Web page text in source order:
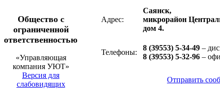
Общество с
ограниченной
ответственностью
«Управляющая
компания УЮТ»
Адрес:
Саянск,
микрорайон
дом 4.
Телефоны:
8 (39553) 5-34-49 –
8 (39553) 5-32-96 –
Версия для
слабовидящих
Отправить